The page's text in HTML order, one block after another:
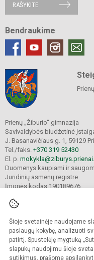
Šioje svetainėje naudojame
paslaugų kokybę, analizuoti
patirtį. Spustelėję mygtuką
slapukų naudojimu šioje
sutikimus, prašome apsilankyti
RAŠYKITE
Bendraukime
Prienų „Žiburio“ gimnazija
Savivaldybės biudžetinė
J. Basanavičiaus g. 1, 59129
Tel./faks. +370 319 52430
El. p.
Duomenys kaupiami ir
Juridinių asmenų registre
Įmonės kodas 190189676
© 2023 Prienų
Kopijuoti turinį be
Versija